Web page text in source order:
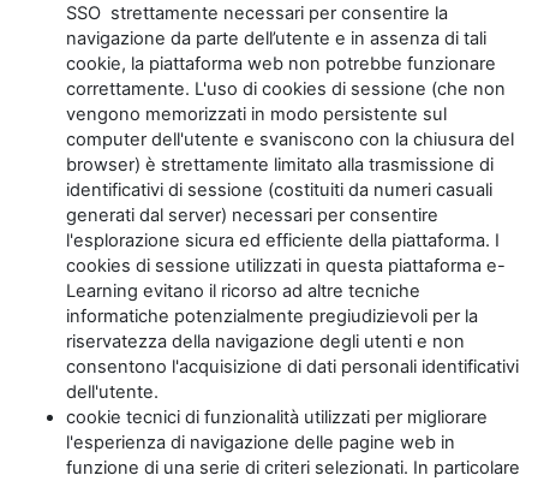
SSO strettamente necessari per consentire la
navigazione da parte dell’utente e in assenza di tali
cookie, la piattaforma web non potrebbe funzionare
correttamente. L'uso di cookies di sessione (che non
vengono memorizzati in modo persistente sul
computer dell'utente e svaniscono con la chiusura del
browser) è strettamente limitato alla trasmissione di
identificativi di sessione (costituiti da numeri casuali
generati dal server) necessari per consentire
l'esplorazione sicura ed efficiente della piattaforma. I
cookies di sessione utilizzati in questa piattaforma e-
Learning evitano il ricorso ad altre tecniche
informatiche potenzialmente pregiudizievoli per la
riservatezza della navigazione degli utenti e non
consentono l'acquisizione di dati personali identificativi
dell'utente.
cookie tecnici di funzionalità utilizzati per migliorare
l'esperienza di navigazione delle pagine web in
funzione di una serie di criteri selezionati. In particolare